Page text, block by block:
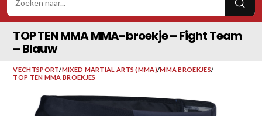
TOP TEN MMA MMA-broekje – Fight Team
– Blauw
VECHTSPORT/MIXED MARTIAL ARTS (MMA)/MMA BROEKJES/
TOP TEN MMA BROEKJES